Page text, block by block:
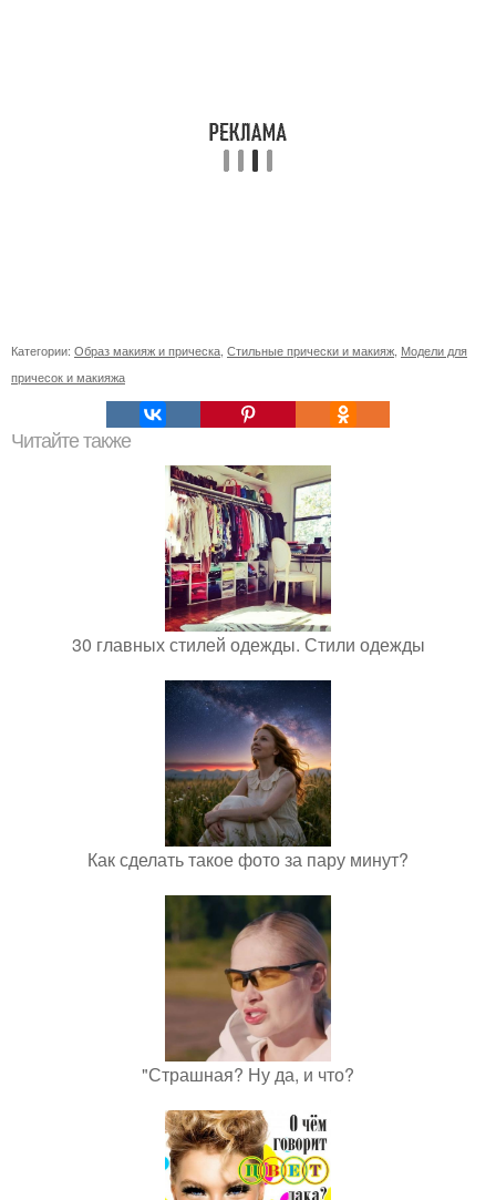
Категории: Образ макияж и прическа, Стильные прически и макияж, Модели для
причесок и макияжа
Читайте также
30 главных стилей одежды. Стили одежды
Как сделать такое фото за пару минут?
"Страшная? Ну да, и что?